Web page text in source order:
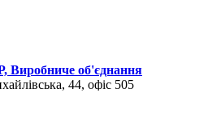
об'єднання
44, офіс 505